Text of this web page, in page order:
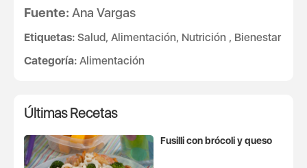
Fuente: Ana Vargas
Etiquetas: Salud, Alimentación, Nutrición , Bienestar
Categoría: Alimentación
Últimas Recetas
Fusilli con brócoli y queso